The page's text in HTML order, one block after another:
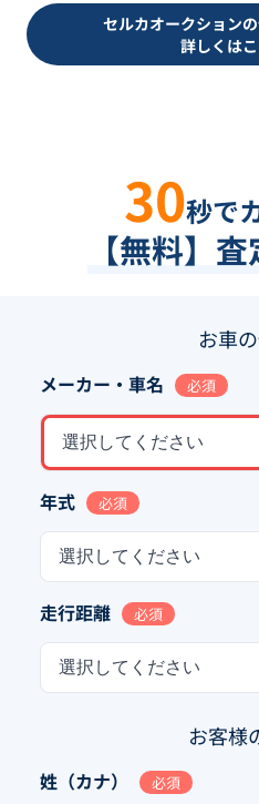
セルカオークション
詳しくは
30秒で
【無料】
お車
メーカー・車名 必須
選択してください
年式 必須
選択してください
走行距離 必須
選択してください
お客様
姓（カナ） 必須